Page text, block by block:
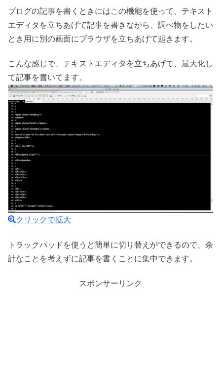
ブログの記事を書くときにはこの機能を使って、テキスト
エディタを立ちあげて記事を書きながら、調べ物をしたい
とき用に別の画面にブラウザを立ちあげて起きます。
こんな感じで、テキストエディタを立ちあげて、最大化し
て記事を書いてます。
クリックで拡大
トラックパッドを使うと簡単に切り替えができるので、余
計なことを考えずに記事を書くことに集中できます。
スポンサーリンク